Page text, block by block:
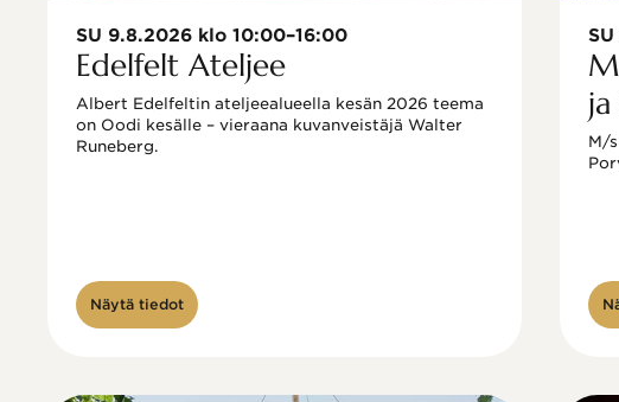
SU 9.8.2026 klo 10:00–16:00
Edelfelt Ateljee
Albert Edelfeltin ateljeealueella kesän 2026 teema
on Oodi kesälle – vieraana kuvanveistäjä Walter
Näytä tiedot
M/